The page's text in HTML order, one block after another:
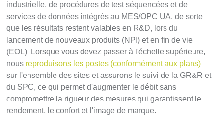
industrielle, de procédures de test séquencées et de
services de données intégrés au MES/OPC UA, de sorte
que les résultats restent valables en R&D, lors du
lancement de nouveaux produits (NPI) et en fin de vie
(EOL). Lorsque vous devez passer à l'échelle supérieure,
nous reproduisons les postes (conformément aux plans)
sur l'ensemble des sites et assurons le suivi de la GR&R et
du SPC, ce qui permet d'augmenter le débit sans
compromettre la rigueur des mesures qui garantissent le
rendement, le confort et l'image de marque.